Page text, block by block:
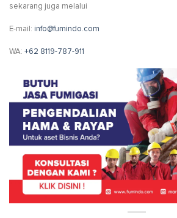
sekarang juga melalui
E-mail: info@fumindo.com
WA: +62 8119-787-911